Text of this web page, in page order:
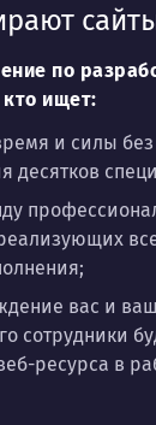
по
кто ищет:
и силы
десятков
вас и
сотрудники
ресурса в